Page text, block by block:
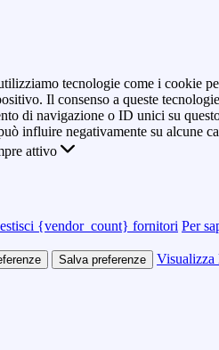
tecnologie come i cookie
Il consenso a queste
di navigazione o ID unici su
influire negativamente su alcune
attivo
{vendor_count} fornitori Per
Salva preferenze
Visualizza